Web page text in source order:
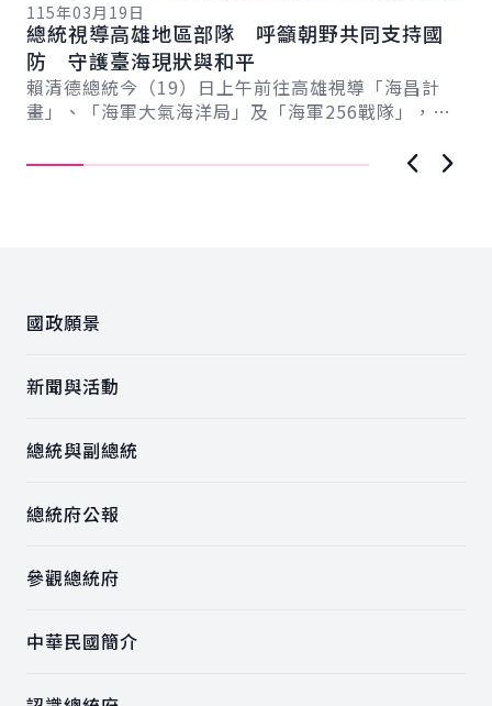
115年03月19日
總統視導高雄地區部隊 呼籲朝野共同支持國
防 守護臺海現狀與和平
賴清德總統今（19）日上午前往高雄視導「海昌計
畫」、「海軍大氣海洋局」及「海軍256戰隊」，感
維...
國政願景
新聞與活動
總統與副總統
總統府公報
參觀總統府
中華民國簡介